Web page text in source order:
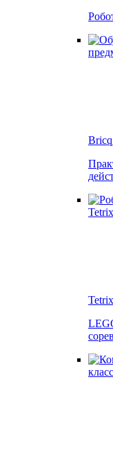
Tetrix